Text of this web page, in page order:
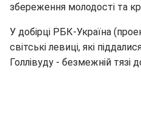
збереження молодості та
У добірці РБК-Україна
світські левиці, які
Голлівуду - безмежній тязі